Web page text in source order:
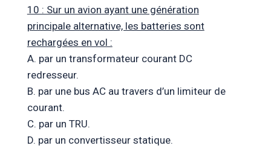
10 : Sur un avion ayant une génération
principale alternative, les batteries sont
rechargées en vol :
A. par un transformateur courant DC
redresseur.
B. par une bus AC au travers d’un limiteur de
courant.
C. par un TRU.
D. par un convertisseur statique.